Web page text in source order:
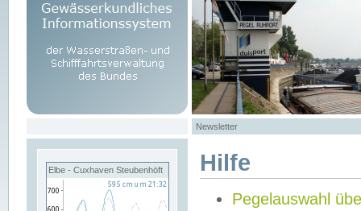
Newsletter
Elbe - Cuxhaven Steubenhöft Hilfe
Pegelauswahl